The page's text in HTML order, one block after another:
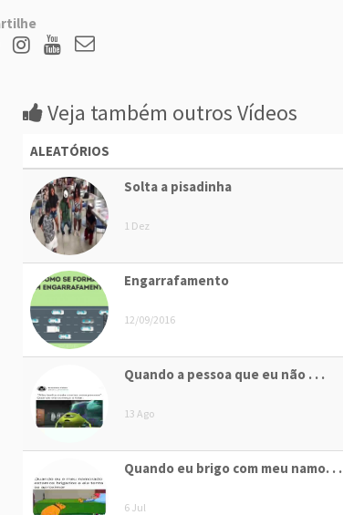
Veja também outros Vídeos
ALEATÓRIOS
Solta a pisadinha
1 Dez
Engarrafamento
12/09/2016
Quando a pessoa que eu não . . .
13 Ago
Quando eu brigo com meu namo. . .
6 Jul